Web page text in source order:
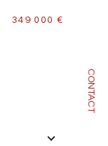
CONTACT
349 000 €